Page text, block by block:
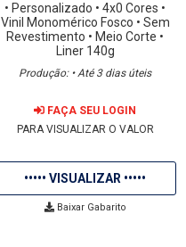
• Personalizado • 4x0 Cores •
Vinil Monomérico Fosco • Sem
Revestimento • Meio Corte •
Liner 140g
Produção: • Até 3 dias úteis
FAÇA SEU LOGIN
PARA VISUALIZAR O VALOR
••••• VISUALIZAR •••••
Baixar Gabarito